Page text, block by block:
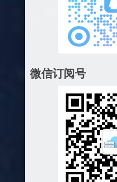
微信订阅号